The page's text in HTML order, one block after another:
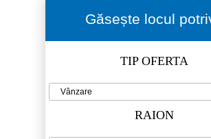
Găsește locul
TIP OFERTA
RAION